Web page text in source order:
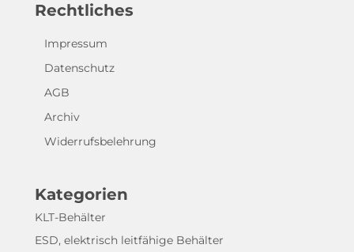
Rechtliches
Impressum
Datenschutz
AGB
Archiv
Widerrufsbelehrung
Kategorien
KLT-Behälter
ESD, elektrisch leitfähige Behälter